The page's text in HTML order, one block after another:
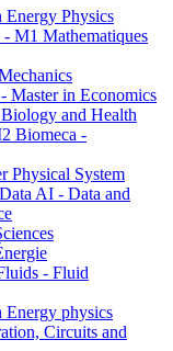
Physics
M1 Mathematiques
in Economics
and Health
Biomeca -
Physical System
AI - Data and
- Fluid
physics
Circuits and